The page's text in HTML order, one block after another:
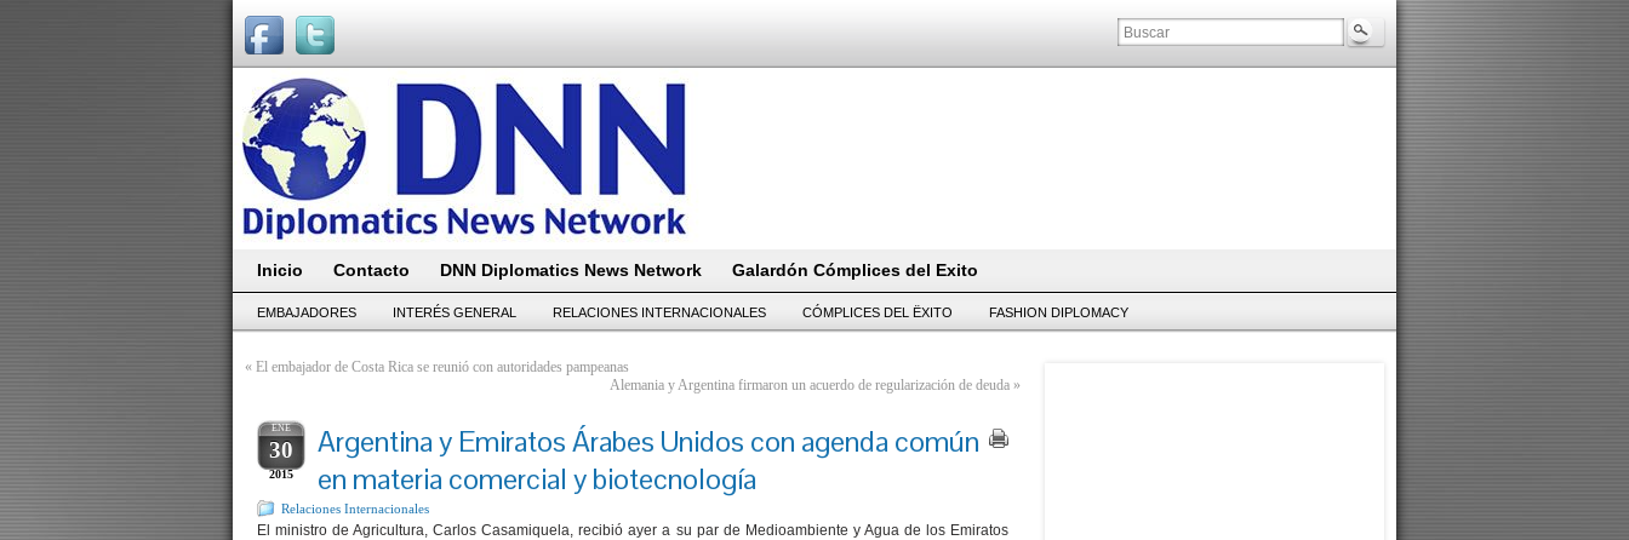
Inicio Contacto DNN Diplomatics News Network Galardón Cómplices del Exito
EMBAJADORES INTERÉS GENERAL RELACIONES INTERNACIONALES CÓMPLICES DEL ËXITO FASHION DIPLOMACY
« El embajador de Costa Rica se reunió con autoridades pampeanas
Alemania y Argentina firmaron un acuerdo de regularización de deuda »
ENE
30
2015
Argentina y Emiratos Árabes Unidos con agenda común
en materia comercial y biotecnología
Relaciones Internacionales
El ministro de Agricultura, Carlos Casamiquela, recibió ayer a su par de Medioambiente y Agua de los Emiratos